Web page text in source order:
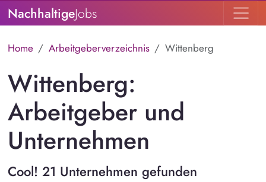
NachhaltigeJobs
Home Arbeitgeberverzeichnis Wittenberg
Wittenberg:
Arbeitgeber und
Unternehmen
Cool! 21 Unternehmen gefunden